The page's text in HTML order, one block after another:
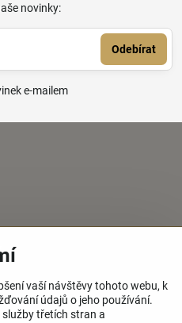
novinky:
Odebírat
e-mailem
vaší návštěvy tohoto webu, k
údajů o jeho používání.
třetích stran a